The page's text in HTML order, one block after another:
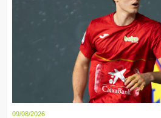
09/08/2026